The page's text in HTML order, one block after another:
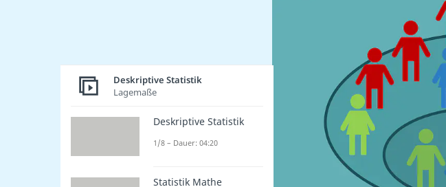
Deskriptive Statistik
Lagemaße
Deskriptive Statistik
1/8 – Dauer: 04:20
Statistik Mathe